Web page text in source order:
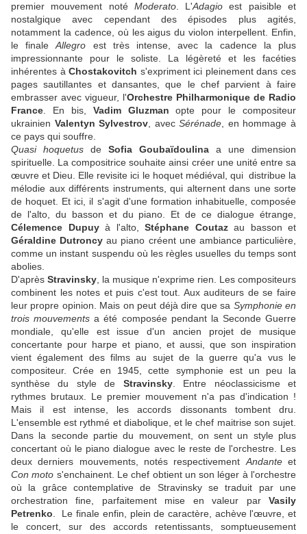
premier mouvement noté Moderato. L'Adagio est paisible et
nostalgique avec cependant des épisodes plus agités,
notamment la cadence, où les aigus du violon interpellent. Enfin,
le finaleAllegro est très intense, avec la cadence la plus
impressionnante pour le soliste. La légèreté et les facéties
inhérentes àChostakovitch s'expriment ici pleinement dans ces
pages sautillantes et dansantes, que le chef parvient à faire
embrasser avec vigueur, l'Orchestre Philharmonique de Radio
France . En bis, Vadim Gluzman opte pour le compositeur
ukrainien Valentyn Sylvestrov , avecSérénade , en hommage à
ce pays qui souffre.
Quasi hoquetus de Sofia Goubaïdoulina a une dimension
spirituelle. La compositrice souhaite ainsi créer une unité entre sa
œuvre et Dieu. Elle revisite ici le hoquet médiéval, qui distribue la
mélodie aux différents instruments, qui alternent dans une sorte
de hoquet. Et ici, il s'agit d'une formation inhabituelle, composée
de l'alto, du basson et du piano. Et de ce dialogue étrange,
Célemence Dupuyà l'alto, Stéphane Coutaz au basson et
Géraldine Dutroncyau piano créent une ambiance particulière,
comme un instant suspendu où les règles usuelles du temps sont
abolies.
D'après Stravinsky , la musique n'exprime rien. Les compositeurs
combinent les notes et puis c'est tout. Aux auditeurs de se faire
leur propre opinion. Mais on peut déjà dire que sa Symphonie en
trois mouvements a été composée pendant la Seconde Guerre
mondiale, qu'elle est issue d'un ancien projet de musique
concertante pour harpe et piano, et aussi, que son inspiration
vient également des films au sujet de la guerre qu'a vus le
compositeur. Crée en 1945, cette symphonie est un peu la
synthèse du style de Stravinsky. Entre néoclassicisme et
rythmes brutaux. Le premier mouvement n'a pas d'indication !
Mais il est intense, les accords dissonants tombent dru.
L'ensemble est rythmé et diabolique, et le chef maitrise son sujet.
Dans la seconde partie du mouvement, on sent un style plus
concertant où le piano dialogue avec le reste de l'orchestre. Les
deux derniers mouvements, notés respectivement Andanteet
Con moto s'enchainent. Le chef obtient un son léger à l'orchestre
où la grâce contemplative de Stravinsky se traduit par une
orchestration fine, parfaitement mise en valeur par Vasily
Petrenko . Le finale enfin, plein de caractère, achève l'œuvre, et
le concert, sur des accords retentissants, somptueusement